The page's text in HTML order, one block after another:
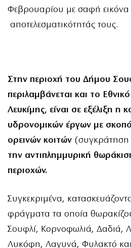
Φεβρουαρίου με σαφή εικόνα
αποτελεσματικότητάς τους.
Στην περιοχή του Δήμου
περιλαμβάνεται και το
Λευκίμης, είναι σε εξέλιξη η
υδρονομικών έργων με
ορεινών κοιτών (συγκράτηση
την αντιπλημμυρική
περιοχών.
Συγκεκριμένα,
φράγματα τα οποία
Σουφλί, Κορνοφωλιά, Δαδιά,
Λυκόφη, Λαγυνά, Φυλακτό και